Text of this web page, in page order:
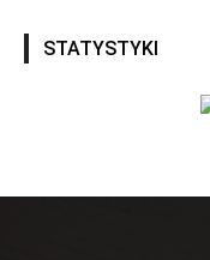
STATYSTYKI